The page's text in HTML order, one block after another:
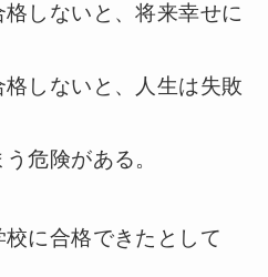
しないと、将来幸せに
しないと、人生は失敗
危険がある。
に合格できたとして